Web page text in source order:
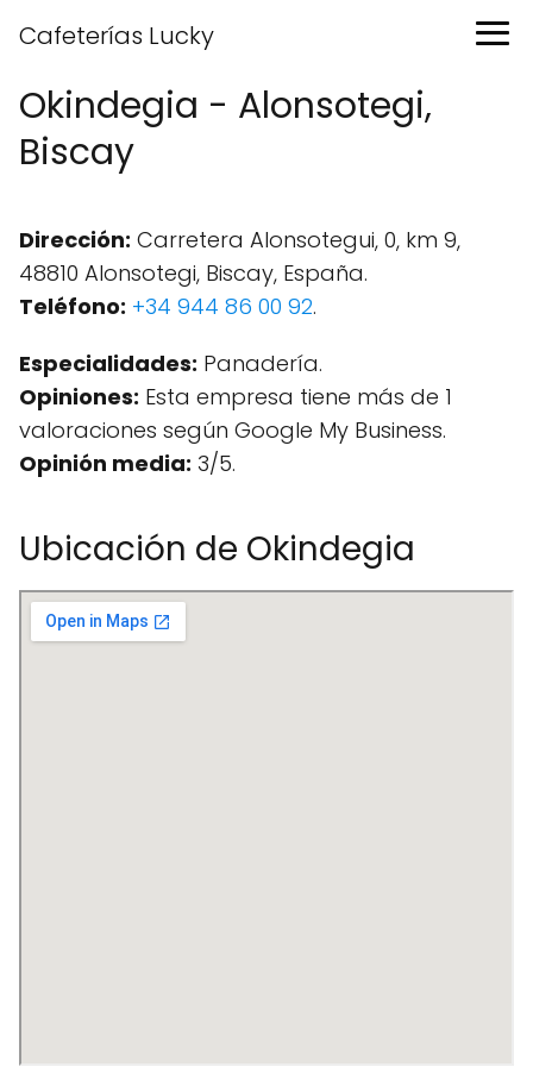
Cafeterías Lucky
Okindegia - Alonsotegi,
Biscay
Dirección: Carretera Alonsotegui, 0, km 9,
48810 Alonsotegi, Biscay, España.
Teléfono: +34 944 86 00 92.
Especialidades: Panadería.
Opiniones: Esta empresa tiene más de 1
valoraciones según Google My Business.
Opinión media: 3/5.
Ubicación de Okindegia